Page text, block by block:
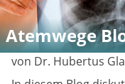
Atemwege
von Dr. Hubertus